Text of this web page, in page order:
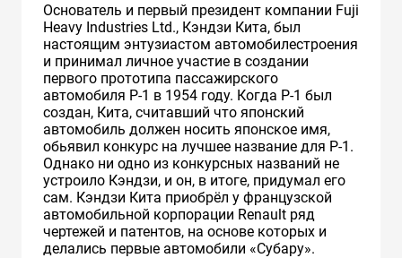
Основатель и первый президент компании Fuji
Heavy Industries Ltd., Кэндзи Кита, был
настоящим энтузиастом автомобилестроения
и принимал личное участие в создании
первого прототипа пассажирского
автомобиля Р-1 в 1954 году. Когда P-1 был
создан, Кита, считавший что японский
автомобиль должен носить японское имя,
обьявил конкурс на лучшее название для P-1.
Однако ни одно из конкурсных названий не
устроило Кэндзи, и он, в итоге, придумал его
сам. Кэндзи Кита приобрёл у французской
автомобильной корпорации Renault ряд
чертежей и патентов, на основе которых и
делались первые автомобили «Субару».